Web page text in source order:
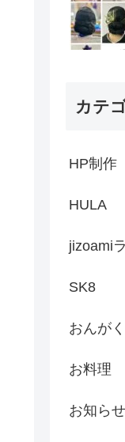
カテ
HP制作
HULA
jizoami
SK8
おんがく
お料理
お知らせ